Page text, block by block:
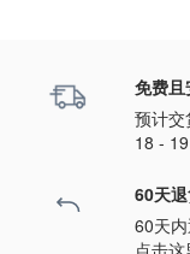
免费
预计交
18 -
60天
60天内
点击这